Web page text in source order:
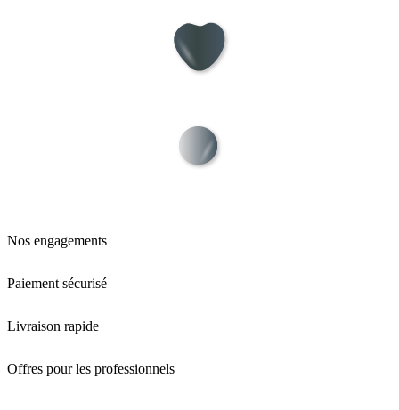
Nos engagements
Paiement sécurisé
Livraison rapide
Offres pour les professionnels